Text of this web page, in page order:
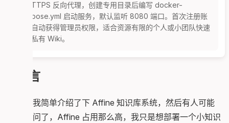
动 HTTPS 反向代理，创建专用目录后编写 docker-
compose.yml 启动服务，默认监听 8080 端口。首次注册账
户将自动获得管理员权限，适合资源有限的个人或小团队快速
搭建私有 Wiki。
前言
前两天我简单介绍了下 Affine 知识库系统，然后有人可能
就有疑问了，Affine 占用那么高，我只是想部署一个小知识